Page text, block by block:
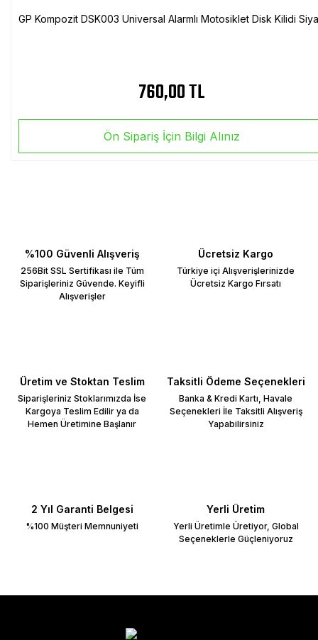
GP Kompozit DSK003 Universal Alarmlı Motosiklet Disk Kilidi
760,00 TL
Ön Sipariş İçin Bilgi Alınız
%100 Güvenli Alışveriş
256Bit SSL Sertifikası ile Tüm
Siparişleriniz Güvende. Keyifli
Alışverişler
Ücretsiz Kargo
Türkiye içi Alışverişlerinizde
Ücretsiz Kargo Fırsatı
Üretim ve Stoktan Teslim
Siparişleriniz Stoklarımızda İse
Kargoya Teslim Edilir ya da
Hemen Üretimine Başlanır
Taksitli Ödeme Seçenekleri
Banka & Kredi Kartı, Havale
Seçenekleri İle Taksitli Alışveriş
Yapabilirsiniz
2 Yıl Garanti Belgesi
%100 Müşteri Memnuniyeti
Yerli Üretim
Yerli Üretimle Üretiyor, Global
Seçeneklerle Güçleniyoruz